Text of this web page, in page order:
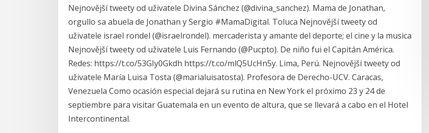
Nejnovější tweety od uživatele Divina Sánchez (@divina_sanchez). Mama de Jonathan,
orgullo sa abuela de Jonathan y Sergio #MamaDigital. Toluca Nejnovější tweety od
uživatele israel rondel (@israelrondel). mercaderista y amante del deporte; el cine y la musica
Nejnovější tweety od uživatele Luis Fernando (@Pucpto). De niño fui el Capitán América.
Redes: https://t.co/53GIy0Gkdh https://t.co/mlQ5UcHn5y. Lima, Perú. Nejnovější tweety od
uživatele María Luisa Tosta (@marialuisatosta). Profesora de Derecho-UCV. Caracas,
Venezuela Como ocasión especial dejará su rutina en New York el próximo 23 y 24 de
septiembre para visitar Guatemala en un evento de altura, que se llevará a cabo en el Hotel
Intercontinental.